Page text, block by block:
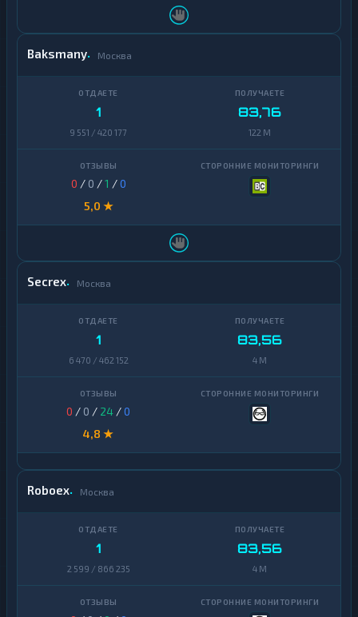
Baksmany Москва
1
9 551 / 420 177
83,76
122 M
0 / 0 /1 /0
5,0 ★
Secrex Москва
1
6 470 / 462 152
83,56
4 M
0 / 0 / 24 /0
4,8 ★
Roboex Москва
1
2 599 / 866 235
83,56
4 M